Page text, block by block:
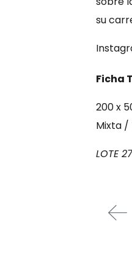
su
Ficha
200 x
Mixta /
LOTE 27